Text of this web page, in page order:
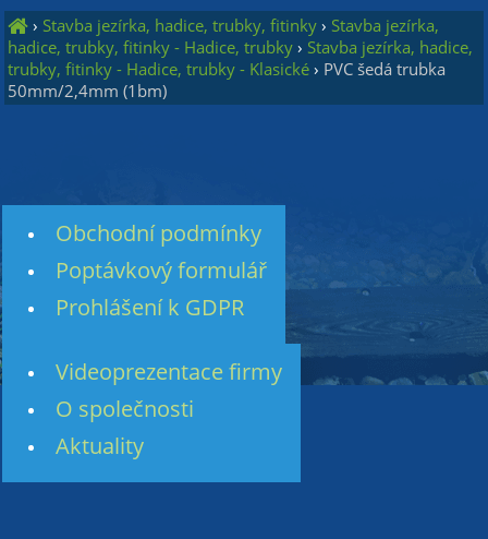
› Stavba jezírka, hadice, trubky, fitinky › Stavba jezírka,
hadice, trubky, fitinky - Hadice, trubky › Stavba jezírka, hadice,
trubky, fitinky - Hadice, trubky - Klasické › PVC šedá trubka
50mm/2,4mm (1bm)
Obchodní podmínky
Poptávkový formulář
Prohlášení k GDPR
Videoprezentace firmy
O společnosti
Aktuality